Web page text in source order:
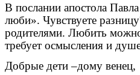
В послании апостола
люби». Чувствуете
родителями. Любить
требует осмысления и
Добрые дети –дому венец,